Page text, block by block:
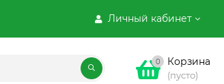
Личный кабинет
0 Корзина
(пусто)